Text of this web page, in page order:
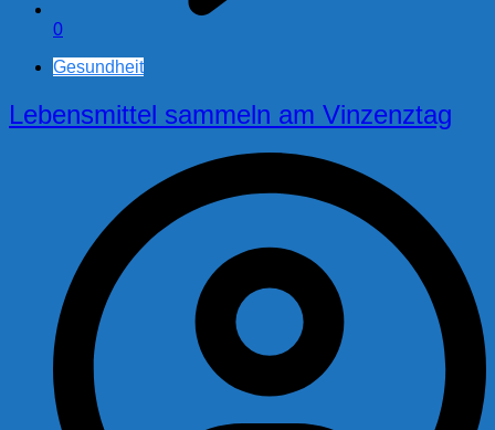
0
Gesundheit
Lebensmittel sammeln am Vinzenztag